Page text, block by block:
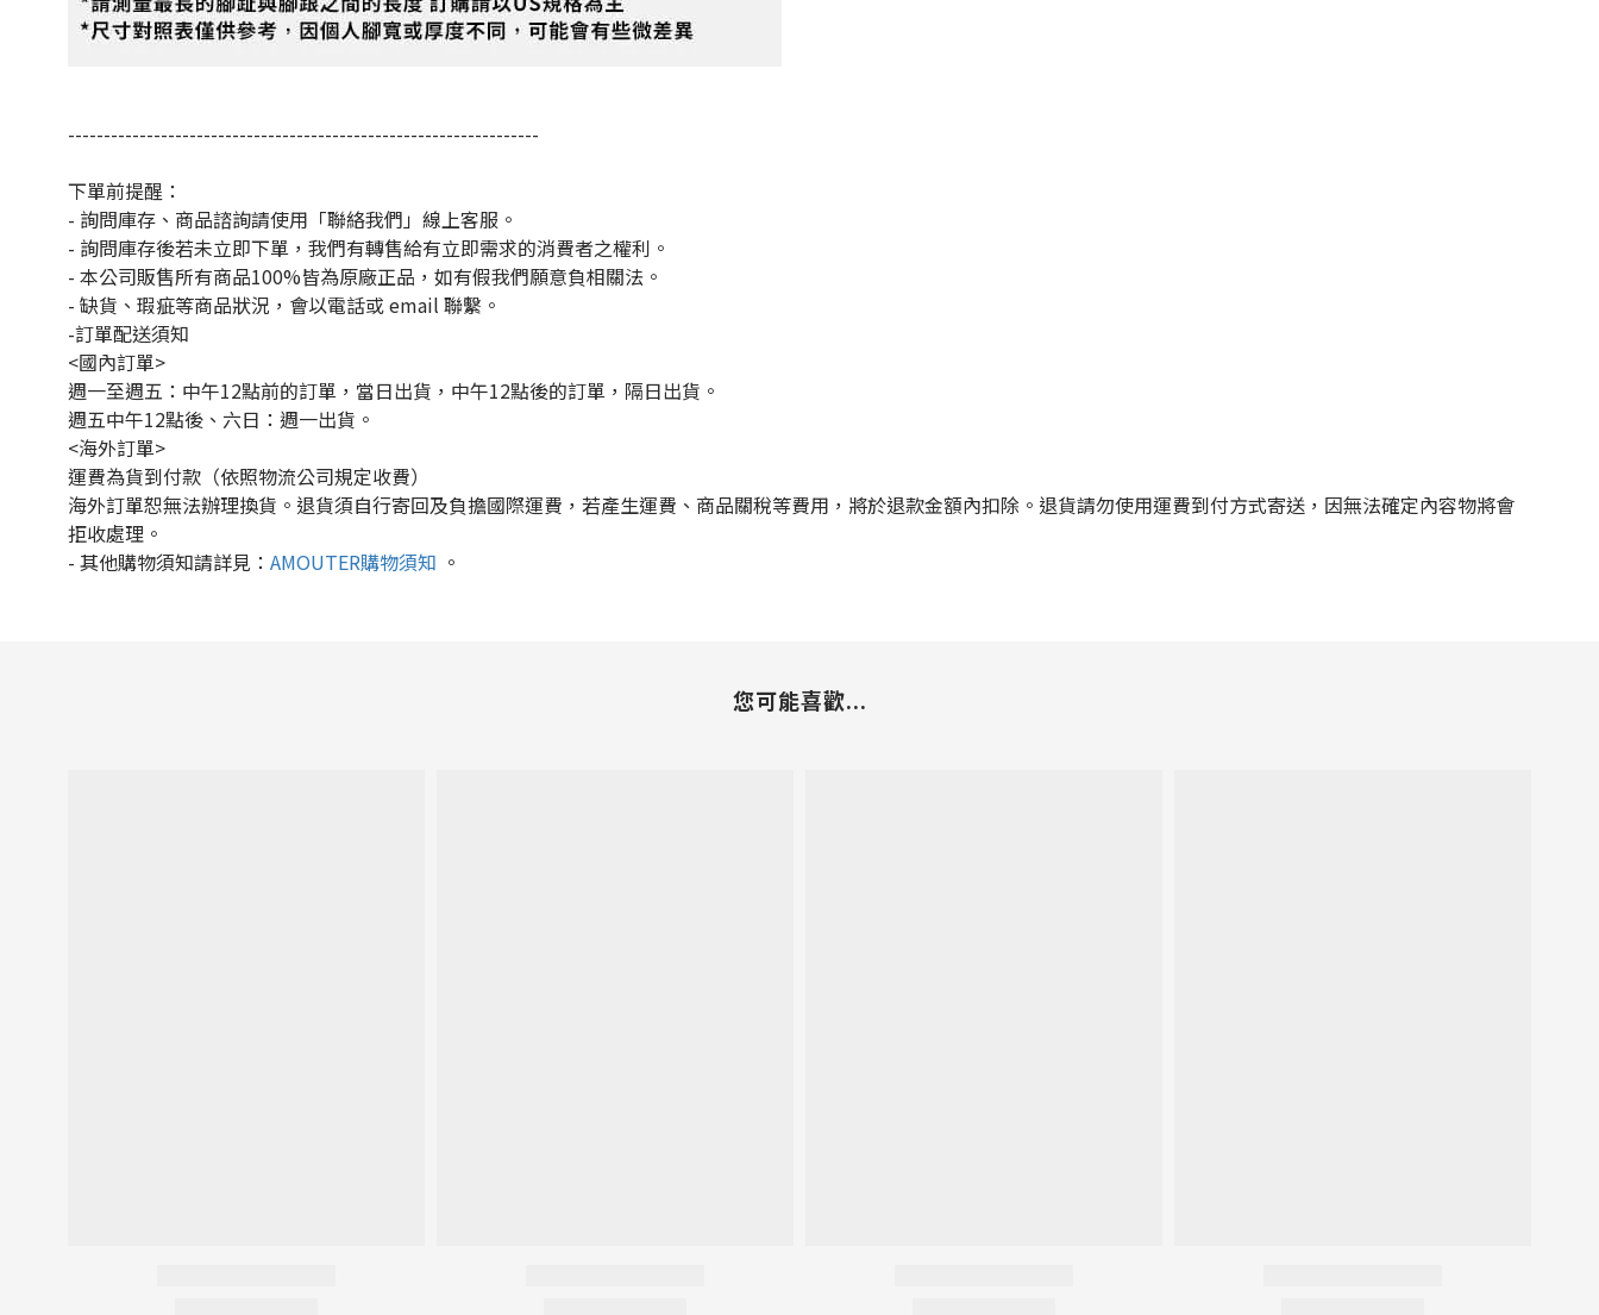
------------------------------------------------------------------
下單前提醒：
- 詢問庫存、商品諮詢請使用「聯絡我們」線上客服。
- 詢問庫存後若未立即下單，我們有轉售給有立即需求的消費者之權利。
- 本公司販售所有商品100%皆為原廠正品，如有假我們願意負相關法。
- 缺貨、瑕疵等商品狀況，會以電話或 email 聯繫。
-訂單配送須知
<國內訂單>
週一至週五：中午12點前的訂單，當日出貨，中午12點後的訂單，隔日出貨。
週五中午12點後、六日：週一出貨。
<海外訂單>
運費為貨到付款（依照物流公司規定收費）
海外訂單恕無法辦理換貨。退貨須自行寄回及負擔國際運費，若產生運費、商品關稅等費用，將於退款金額內扣除。退貨請勿使用運費到付方式寄送，因無法確定內容物將會
拒收處理。
- 其他購物須知請詳見： AMOUTER購物須知 。
您可能喜歡...